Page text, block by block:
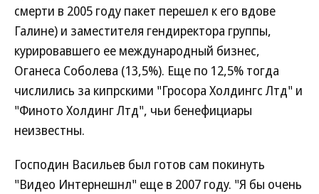
смерти в 2005 году пакет перешел к его вдове
Галине) и заместителя гендиректора группы,
курировавшего ее международный бизнес,
Оганеса Соболева (13,5%). Еще по 12,5% тогда
числились за кипрскими "Гросора Холдингс Лтд" и
"Финото Холдинг Лтд", чьи бенефициары
неизвестны.
Господин Васильев был готов сам покинуть
"Видео Интернешнл" еще в 2007 году. "Я бы очень